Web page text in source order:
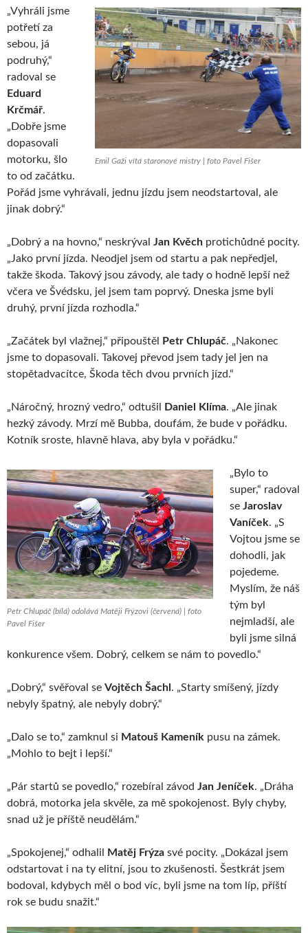
Emil Gaži vítá staronové mistry | foto Pavel Fišer
„Vyhráli jsme
potřetí za
sebou, já
podruhý,“
radoval se
Eduard
Krčmář.
„Dobře jsme
dopasovali
motorku, šlo
to od začátku.
Pořád jsme vyhrávali, jednu jízdu jsem neodstartoval, ale
jinak dobrý.“
„Dobrý a na hovno,“ neskrýval Jan Kvěch protichůdné pocity.
„Jako první jízda. Neodjel jsem od startu a pak nepředjel,
takže škoda. Takový jsou závody, ale tady o hodně lepší než
včera ve Švédsku, jel jsem tam poprvý. Dneska jsme byli
druhý, první jízda rozhodla.“
„Začátek byl vlažnej,“ připouštěl Petr Chlupáč. „Nakonec
jsme to dopasovali. Takovej převod jsem tady jel jen na
stopětadvacítce, Škoda těch dvou prvních jízd.“
„Náročný, hrozný vedro,“ odtušil Daniel Klíma. „Ale jinak
hezký závody. Mrzí mě Bubba, doufám, že bude v pořádku.
Kotník sroste, hlavně hlava, aby byla v pořádku.“
Petr Chlupáč (bílá) odolává Matěji Frýzovi (červená) | foto
Pavel Fišer
„Bylo to
super,“ radoval
se Jaroslav
Vaníček. „S
Vojtou jsme se
dohodli, jak
pojedeme.
Myslím, že náš
tým byl
nejmladší, ale
byli jsme silná
konkurence všem. Dobrý, celkem se nám to povedlo.“
„Dobrý,“ svěřoval se Vojtěch Šachl . „Starty smíšený, jízdy
nebyly špatný, ale nebyly dobrý.“
„Dalo se to,“ zamknul si Matouš Kameník pusu na zámek.
„Mohlo to bejt i lepší.“
„Pár startů se povedlo,“ rozebíral závod Jan Jeníček. „Dráha
dobrá, motorka jela skvěle, za mě spokojenost. Byly chyby,
snad už je příště neudělám.“
„Spokojenej,“ odhalil Matěj Frýza své pocity. „Dokázal jsem
odstartovat i na ty elitní, jsou to zkušenosti. Šestkrát jsem
bodoval, kdybych měl o bod víc, byli jsme na tom líp, příští
rok se budu snažit.“